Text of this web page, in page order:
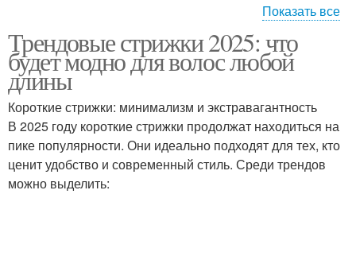
длины
Стрижки для длинных
волос
Стрижки для экстра-
коротких волос
Стрижки для экстра-
длинных волос
Показать все
Трендовые стрижки 2025: что
будет модно для волос любой
длины
Короткие стрижки: минимализм и экстравагантность
В 2025 году короткие стрижки продолжат находиться на
пике популярности. Они идеально подходят для тех, кто
ценит удобство и современный стиль. Среди трендов
можно выделить: